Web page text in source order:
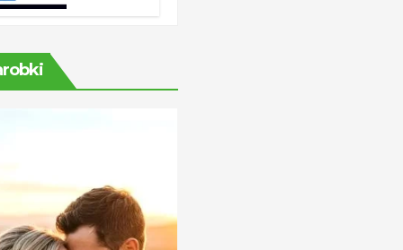
aktualny
aplikacji